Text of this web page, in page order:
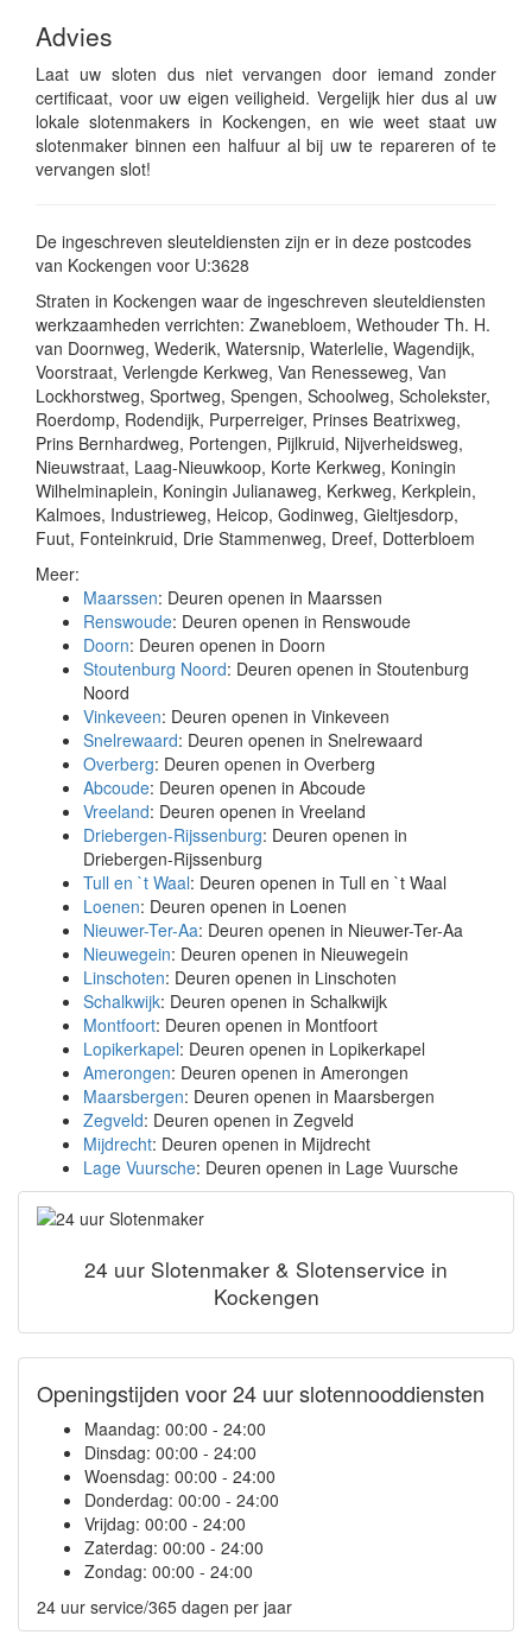
Advies
Laat uw sloten dus niet vervangen door iemand zonder
certificaat, voor uw eigen veiligheid. Vergelijk hier dus al uw
lokale slotenmakers in Kockengen, en wie weet staat uw
slotenmaker binnen een halfuur al bij uw te repareren of te
vervangen slot!
De ingeschreven sleuteldiensten zijn er in deze postcodes
van Kockengen voor U:3628
Straten in Kockengen waar de ingeschreven sleuteldiensten
werkzaamheden verrichten: Zwanebloem, Wethouder Th. H.
van Doornweg, Wederik, Watersnip, Waterlelie, Wagendijk,
Voorstraat, Verlengde Kerkweg, Van Renesseweg, Van
Lockhorstweg, Sportweg, Spengen, Schoolweg, Scholekster,
Roerdomp, Rodendijk, Purperreiger, Prinses Beatrixweg,
Prins Bernhardweg, Portengen, Pijlkruid, Nijverheidsweg,
Nieuwstraat, Laag-Nieuwkoop, Korte Kerkweg, Koningin
Wilhelminaplein, Koningin Julianaweg, Kerkweg, Kerkplein,
Kalmoes, Industrieweg, Heicop, Godinweg, Gieltjesdorp,
Fuut, Fonteinkruid, Drie Stammenweg, Dreef, Dotterbloem
Meer:
Maarssen: Deuren openen in Maarssen
Renswoude: Deuren openen in Renswoude
Doorn: Deuren openen in Doorn
Stoutenburg Noord: Deuren openen in Stoutenburg
Noord
Vinkeveen: Deuren openen in Vinkeveen
Snelrewaard: Deuren openen in Snelrewaard
Overberg: Deuren openen in Overberg
Abcoude: Deuren openen in Abcoude
Vreeland: Deuren openen in Vreeland
Driebergen-Rijssenburg: Deuren openen in
Driebergen-Rijssenburg
Tull en `t Waal: Deuren openen in Tull en `t Waal
Loenen: Deuren openen in Loenen
Nieuwer-Ter-Aa: Deuren openen in Nieuwer-Ter-Aa
Nieuwegein: Deuren openen in Nieuwegein
Linschoten: Deuren openen in Linschoten
Schalkwijk: Deuren openen in Schalkwijk
Montfoort: Deuren openen in Montfoort
Lopikerkapel: Deuren openen in Lopikerkapel
Amerongen: Deuren openen in Amerongen
Maarsbergen: Deuren openen in Maarsbergen
Zegveld: Deuren openen in Zegveld
Mijdrecht: Deuren openen in Mijdrecht
Lage Vuursche: Deuren openen in Lage Vuursche
24 uur Slotenmaker & Slotenservice in
Kockengen
Openingstijden voor 24 uur slotennooddiensten
Maandag: 00:00 - 24:00
Dinsdag: 00:00 - 24:00
Woensdag: 00:00 - 24:00
Donderdag: 00:00 - 24:00
Vrijdag: 00:00 - 24:00
Zaterdag: 00:00 - 24:00
Zondag: 00:00 - 24:00
24 uur service/365 dagen per jaar